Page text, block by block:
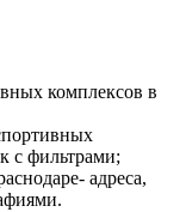
комплексов в
с фильтрами;
адреса,